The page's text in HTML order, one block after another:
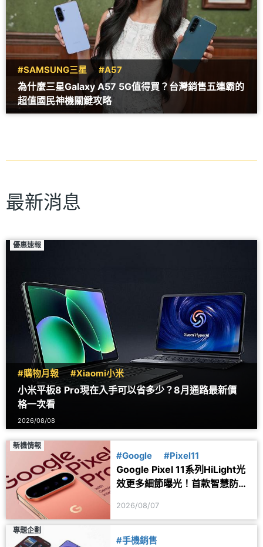
#SAMSUNG三星 #A57
為什麼三星Galaxy A57 5G值得買？台灣銷售五連霸的
超值國民神機關鍵攻略
最新消息
優惠速報
#購物月報 #Xiaomi小米
小米平板8 Pro現在入手可以省多少？8月通路最新價
格一次看
2026/08/08
新機情報
#Google #Pixel11
Google Pixel 11系列HiLight光
效更多細節曝光！首款智慧防丟
2026/08/07
專題企劃
#手機銷售